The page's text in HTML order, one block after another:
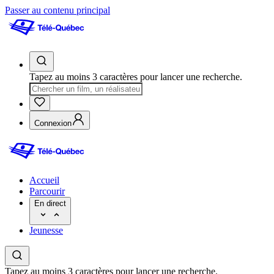
Passer au contenu principal
Tapez au moins 3 caractères pour lancer une recherche.
Connexion
Accueil
Parcourir
En direct
Jeunesse
Tapez au moins 3 caractères pour lancer une recherche.